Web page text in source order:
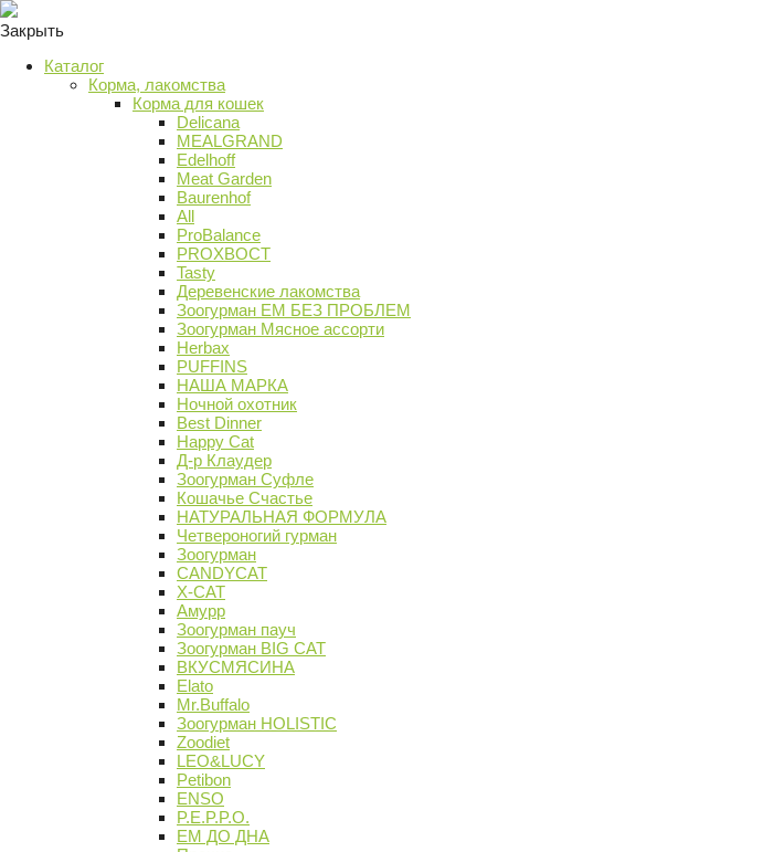
Закрыть
Каталог
Корма, лакомства
Корма для кошек
Delicana
MEALGRAND
Edelhoff
Meat Garden
Baurenhof
All
ProBalance
PROХВОСТ
Tasty
Деревенские лакомства
Зоогурман ЕМ БЕЗ ПРОБЛЕМ
Зоогурман Мясное ассорти
Herbax
PUFFINS
НАША МАРКА
Ночной охотник
Best Dinner
Happy Cat
Д-р Клаудер
Зоогурман Суфле
Кошачье Счастье
НАТУРАЛЬНАЯ ФОРМУЛА
Четвероногий гурман
Зоогурман
CANDYCAT
X-CAT
Амурр
Зоогурман пауч
Зоогурман BIG CAT
ВКУСМЯСИНА
Elato
Mr.Buffalo
Зоогурман HOLISTIC
Zoodiet
LEO&LUCY
Petibon
ENSO
P.E.P.P.O.
ЕМ ДО ДНА